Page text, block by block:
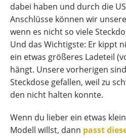
dabei haben und durch die
Anschlüsse können wir
wenn es nicht so viele
Und das Wichtigste: Er kippt
ein etwas größeres Ladeteil
hängt. Unsere vorherigen
Steckdose gefallen, weil zu
den nicht halten konnte.
Wenn du lieber ein etwas
Modell willst, dann passt